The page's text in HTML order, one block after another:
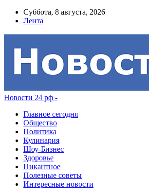
Суббота, 8 августа, 2026
Лента
Новости 24 рф -
Главное сегодня
Общество
Политика
Кулинария
Шоу-Бизнес
Здоровье
Пикантное
Полезные советы
Интересные новости